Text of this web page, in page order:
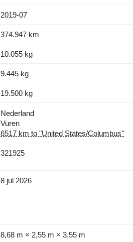
2019-07
374.947 km
10.055 kg
9.445 kg
19.500 kg
Nederland
Vuren
6517 km to "United States/Columbus"
321925
8 jul 2026
8,68 m × 2,55 m × 3,55 m